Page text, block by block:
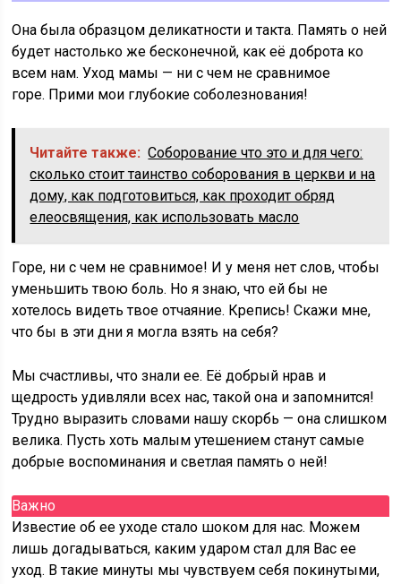
Она была образцом деликатности и такта. Память о ней
будет настолько же бесконечной, как её доброта ко
всем нам. Уход мамы — ни с чем не сравнимое
горе. Прими мои глубокие соболезнования!
Читайте также: Соборование что это и для чего:
сколько стоит таинство соборования в церкви и на
дому, как подготовиться, как проходит обряд
елеосвящения, как использовать масло
Горе, ни с чем не сравнимое! И у меня нет слов, чтобы
уменьшить твою боль. Но я знаю, что ей бы не
хотелось видеть твое отчаяние. Крепись! Скажи мне,
что бы в эти дни я могла взять на себя?
Мы счастливы, что знали ее. Её добрый нрав и
щедрость удивляли всех нас, такой она и запомнится!
Трудно выразить словами нашу скорбь — она слишком
велика. Пусть хоть малым утешением станут самые
добрые воспоминания и светлая память о ней!
Важно
Известие об ее уходе стало шоком для нас. Можем
лишь догадываться, каким ударом стал для Вас ее
уход. В такие минуты мы чувствуем себя покинутыми,